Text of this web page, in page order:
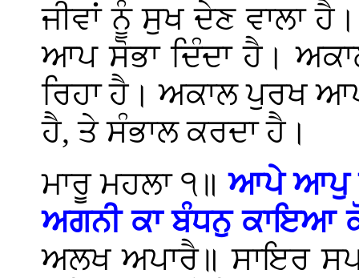
ਜੀਵਾਂ ਨੂੰ ਸੁਖ ਦੇਣ ਵਾਲਾ
ਆਪ ਸੋਭਾ ਦਿੰਦਾ ਹੈ।
ਰਿਹਾ ਹੈ। ਅਕਾਲ ਪੁਰਖ
ਹੈ, ਤੇ ਸੰਭਾਲ ਕਰਦਾ ਹੈ।
ਮਾਰੂ ਮਹਲਾ ੧॥ਆਪੇ ਆਪੁ
ਅਗਨੀ ਕਾ ਬੰਧਨੁ ਕਾਇਆ
ਅਲਖ ਅਪਾਰੈ॥ ਸਾਇਰ